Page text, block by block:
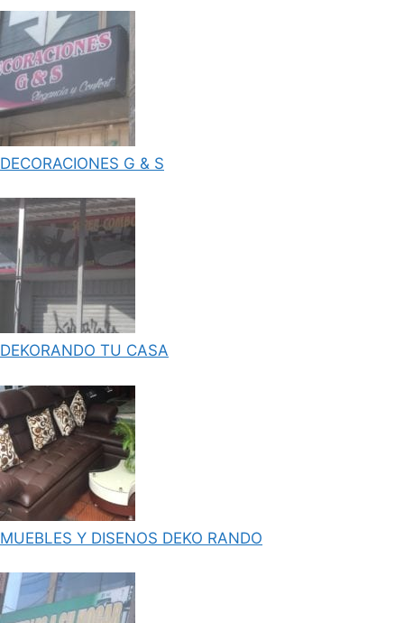
DECORACIONES G & S
DEKORANDO TU CASA
MUEBLES Y DISENOS DEKO RANDO